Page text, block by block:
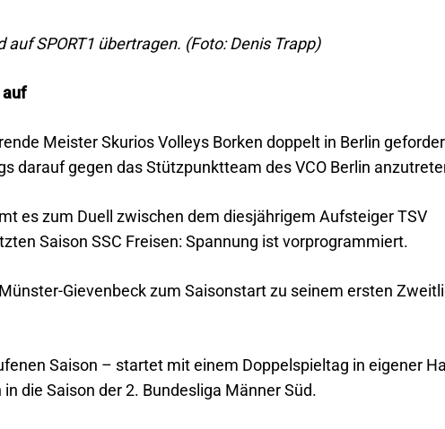
SPORT1 übertragen. (Foto: Denis Trapp)
Meister Skurios Volleys Borken doppelt in Berlin
darauf gegen das Stützpunktteam des VCO Berlin
es zum Duell zwischen dem diesjährigem Aufsteiger TSV
Saison SSC Freisen: Spannung ist vorprogrammiert.
Gievenbeck zum Saisonstart zu seinem ersten
Saison – startet mit einem Doppelspieltag in eigener
die Saison der 2. Bundesliga Männer Süd.